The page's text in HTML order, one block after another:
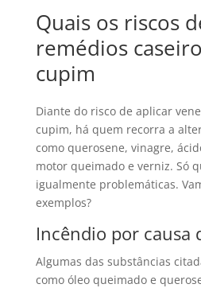
Quais os riscos
remédios
cupim
Diante do risco de aplicar
cupim, há quem recorra a
como querosene, vinagre,
motor queimado e verniz. Só
igualmente problemáticas.
exemplos?
Incêndio por causa
Algumas das substâncias
como óleo queimado e